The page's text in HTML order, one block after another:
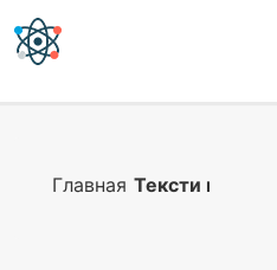
Главная Тексти песен